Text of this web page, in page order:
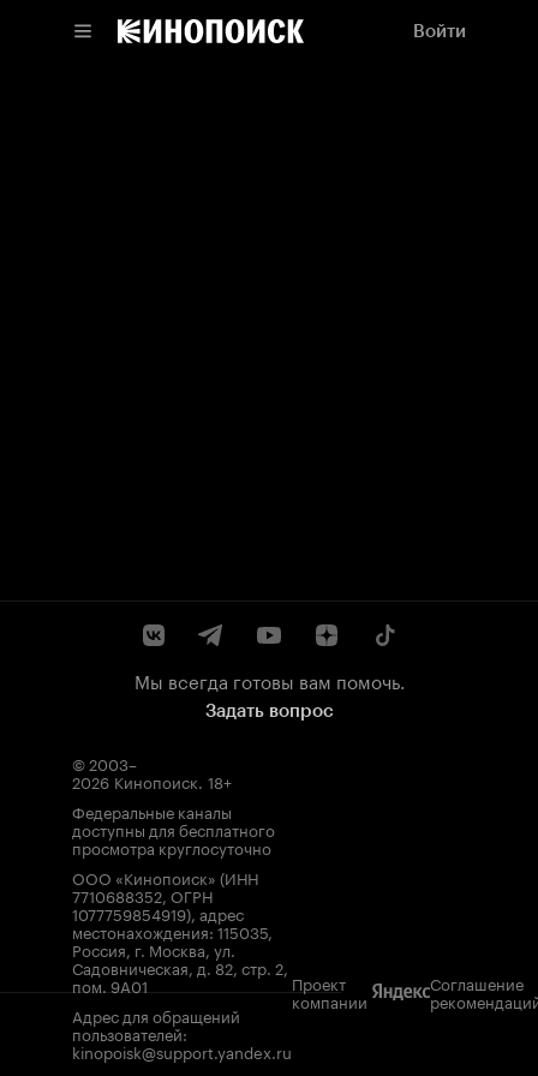
Войти
Мы всегда готовы вам помочь.
Задать вопрос
© 2003–
2026 Кинопоиск. 18+
Федеральные каналы
доступны для бесплатного
просмотра круглосуточно
ООО «Кинопоиск» (ИНН
7710688352, ОГРН
1077759854919), адрес
местонахождения: 115035,
Россия, г. Москва, ул.
Садовническая, д. 82, стр. 2,
пом. 9А01
Адрес для обращений
пользователей:
kinopoisk@support.yandex.ru
Проект
компании
Соглашение